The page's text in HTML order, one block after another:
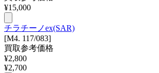
¥15,000
チラチーノex(SAR)
[M4. 117/083]
買取参考価格
¥2,800
¥2,700